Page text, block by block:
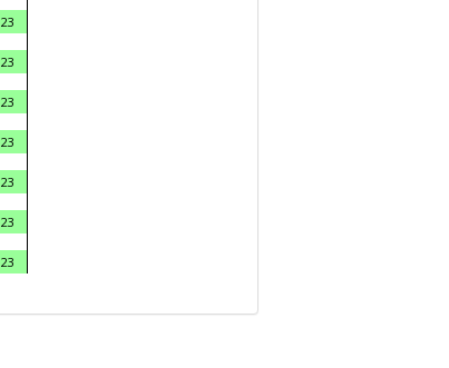
23
23
23
23
23
23
23